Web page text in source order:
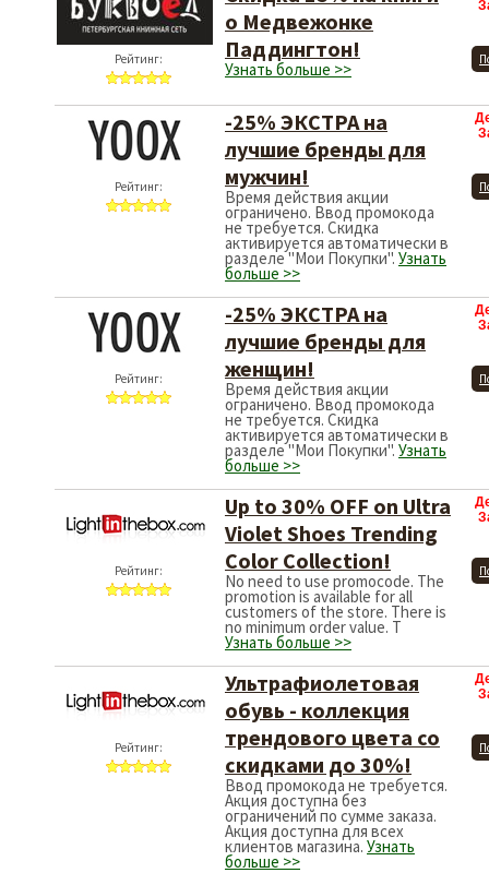
Рейтинг:
о Медвежонке
Паддингтон!
Узнать больше >>
Рейтинг:
-25% ЭКСТРА на
лучшие бренды для
мужчин!
Время действия акции
ограничено. Ввод промокода
не требуется. Скидка
активируется автоматически в
разделе "Мои Покупки". Узнать
больше >>
Рейтинг:
-25% ЭКСТРА на
лучшие бренды для
женщин!
Время действия акции
ограничено. Ввод промокода
не требуется. Скидка
активируется автоматически в
разделе "Мои Покупки". Узнать
больше >>
Рейтинг:
Up to 30% OFF on Ultra
Violet Shoes Trending
Color Collection!
No need to use promocode. The
promotion is available for all
customers of the store. There is
no minimum order value. T
Узнать больше >>
Рейтинг:
Ультрафиолетовая
обувь - коллекция
трендового цвета со
скидками до 30%!
Ввод промокода не требуется.
Акция доступна без
ограничений по сумме заказа.
Акция доступна для всех
клиентов магазина. Узнать
больше >>